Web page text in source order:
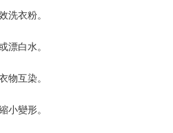
衣粉。
白水。
互染。
變形。